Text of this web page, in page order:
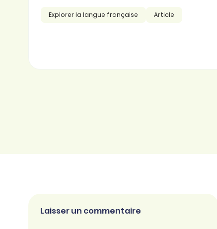
Explorer la langue française Article
Laisser un commentaire